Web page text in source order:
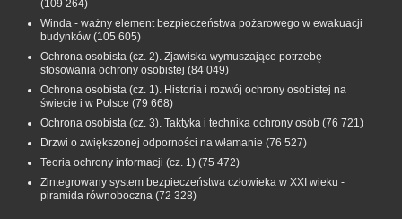
(109 264)
Winda - ważny element bezpieczeństwa pożarowego w ewakuacji
budynków (105 605)
Ochrona osobista (cz. 2). Zjawiska wymuszające potrzebę
stosowania ochrony osobistej (84 049)
Ochrona osobista (cz. 1). Historia i rozwój ochrony osobistej na
świecie i w Polsce (79 668)
Ochrona osobista (cz. 3). Taktyka i technika ochrony osób (76 721)
Drzwi o zwiększonej odporności na włamanie (76 527)
Teoria ochrony informacji (cz. 1) (75 472)
Zintegrowany system bezpieczeństwa człowieka w XXI wieku -
piramida równoboczna (72 328)